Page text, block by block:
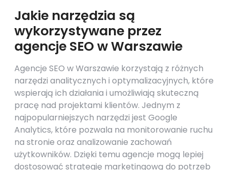
Jakie narzędzia są
wykorzystywane przez
agencje SEO w Warszawie
Agencje SEO w Warszawie korzystają z różnych
narzędzi analitycznych i optymalizacyjnych, które
wspierają ich działania i umożliwiają skuteczną
pracę nad projektami klientów. Jednym z
najpopularniejszych narzędzi jest Google
Analytics, które pozwala na monitorowanie ruchu
na stronie oraz analizowanie zachowań
użytkowników. Dzięki temu agencje mogą lepiej
dostosować strategię marketingową do potrzeb